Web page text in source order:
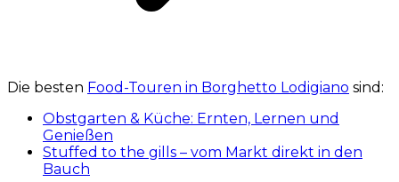
Die besten Food-Touren in Borghetto Lodigiano sind:
Obstgarten & Küche: Ernten, Lernen und
Genießen
Stuffed to the gills – vom Markt direkt in den
Bauch